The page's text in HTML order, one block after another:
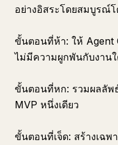
อย่างอิสระโดยสมบูรณ์
ขั้นตอนที่ห้า: ให้ Agent
ไม่มีความผูกพันกับงาน
ขั้นตอนที่หก: รวมผลลัพ
MVP หนึ่งเดียว
ขั้นตอนที่เจ็ด: สร้างเฉ